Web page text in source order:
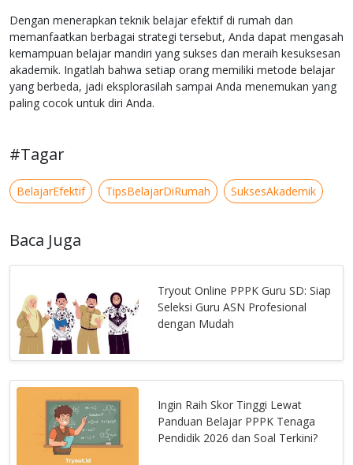
Dengan menerapkan teknik belajar efektif di rumah dan
memanfaatkan berbagai strategi tersebut, Anda dapat mengasah
kemampuan belajar mandiri yang sukses dan meraih kesuksesan
akademik. Ingatlah bahwa setiap orang memiliki metode belajar
yang berbeda, jadi eksplorasilah sampai Anda menemukan yang
paling cocok untuk diri Anda.
#Tagar
BelajarEfektif TipsBelajarDiRumah SuksesAkademik
Baca Juga
Tryout Online PPPK Guru SD: Siap
Seleksi Guru ASN Profesional
dengan Mudah
Ingin Raih Skor Tinggi Lewat
Panduan Belajar PPPK Tenaga
Pendidik 2026 dan Soal Terkini?